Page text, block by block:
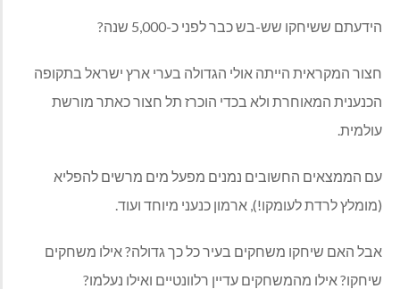
הידעתם ששיחקו שש-בש כבר לפני כ-5,000 שנה?
חצור המקראית הייתה אולי הגדולה בערי ארץ ישראל בתקופה
הכנענית המאוחרת ולא בכדי הוכרז תל חצור כאתר מורשת
עולמית.
עם הממצאים החשובים נמנים מפעל מים מרשים להפליא
(מומלץ לרדת לעומקו!), ארמון כנעני מיוחד ועוד.
אבל האם שיחקו משחקים בעיר כל כך גדולה? אילו משחקים
שיחקו? אילו מהמשחקים עדיין רלוונטיים ואילו נעלמו?